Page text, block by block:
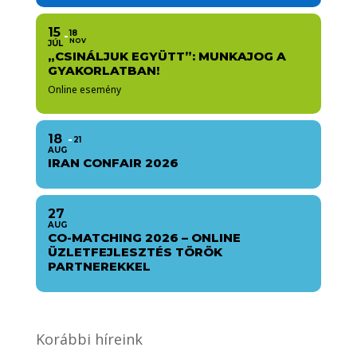
15
JÚL
18
NOV
„CSINÁLJUK EGYÜTT”: MUNKAJOG A
GYAKORLATBAN!
Online esemény
18
AUG
21
IRAN CONFAIR 2026
27
AUG
CO-MATCHING 2026 – ONLINE
ÜZLETFEJLESZTÉS TÖRÖK
PARTNEREKKEL
Korábbi híreink